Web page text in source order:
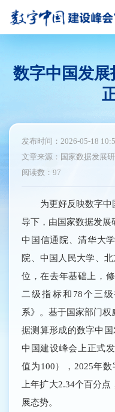
数字中国发
发布时间：2026-05-18
文章来源：国家数据发展
阅读数：97
为更好反映数字
导下，由国家数据发展
中国信通院、清华大
院、中国人民大学、
位，在去年基础上，
二级指标和78个三
系》。基于国家部门
据测算形成的数字中
中国建设峰会上正式
值为100），2025年
上年扩大2.34个百分
展态势。